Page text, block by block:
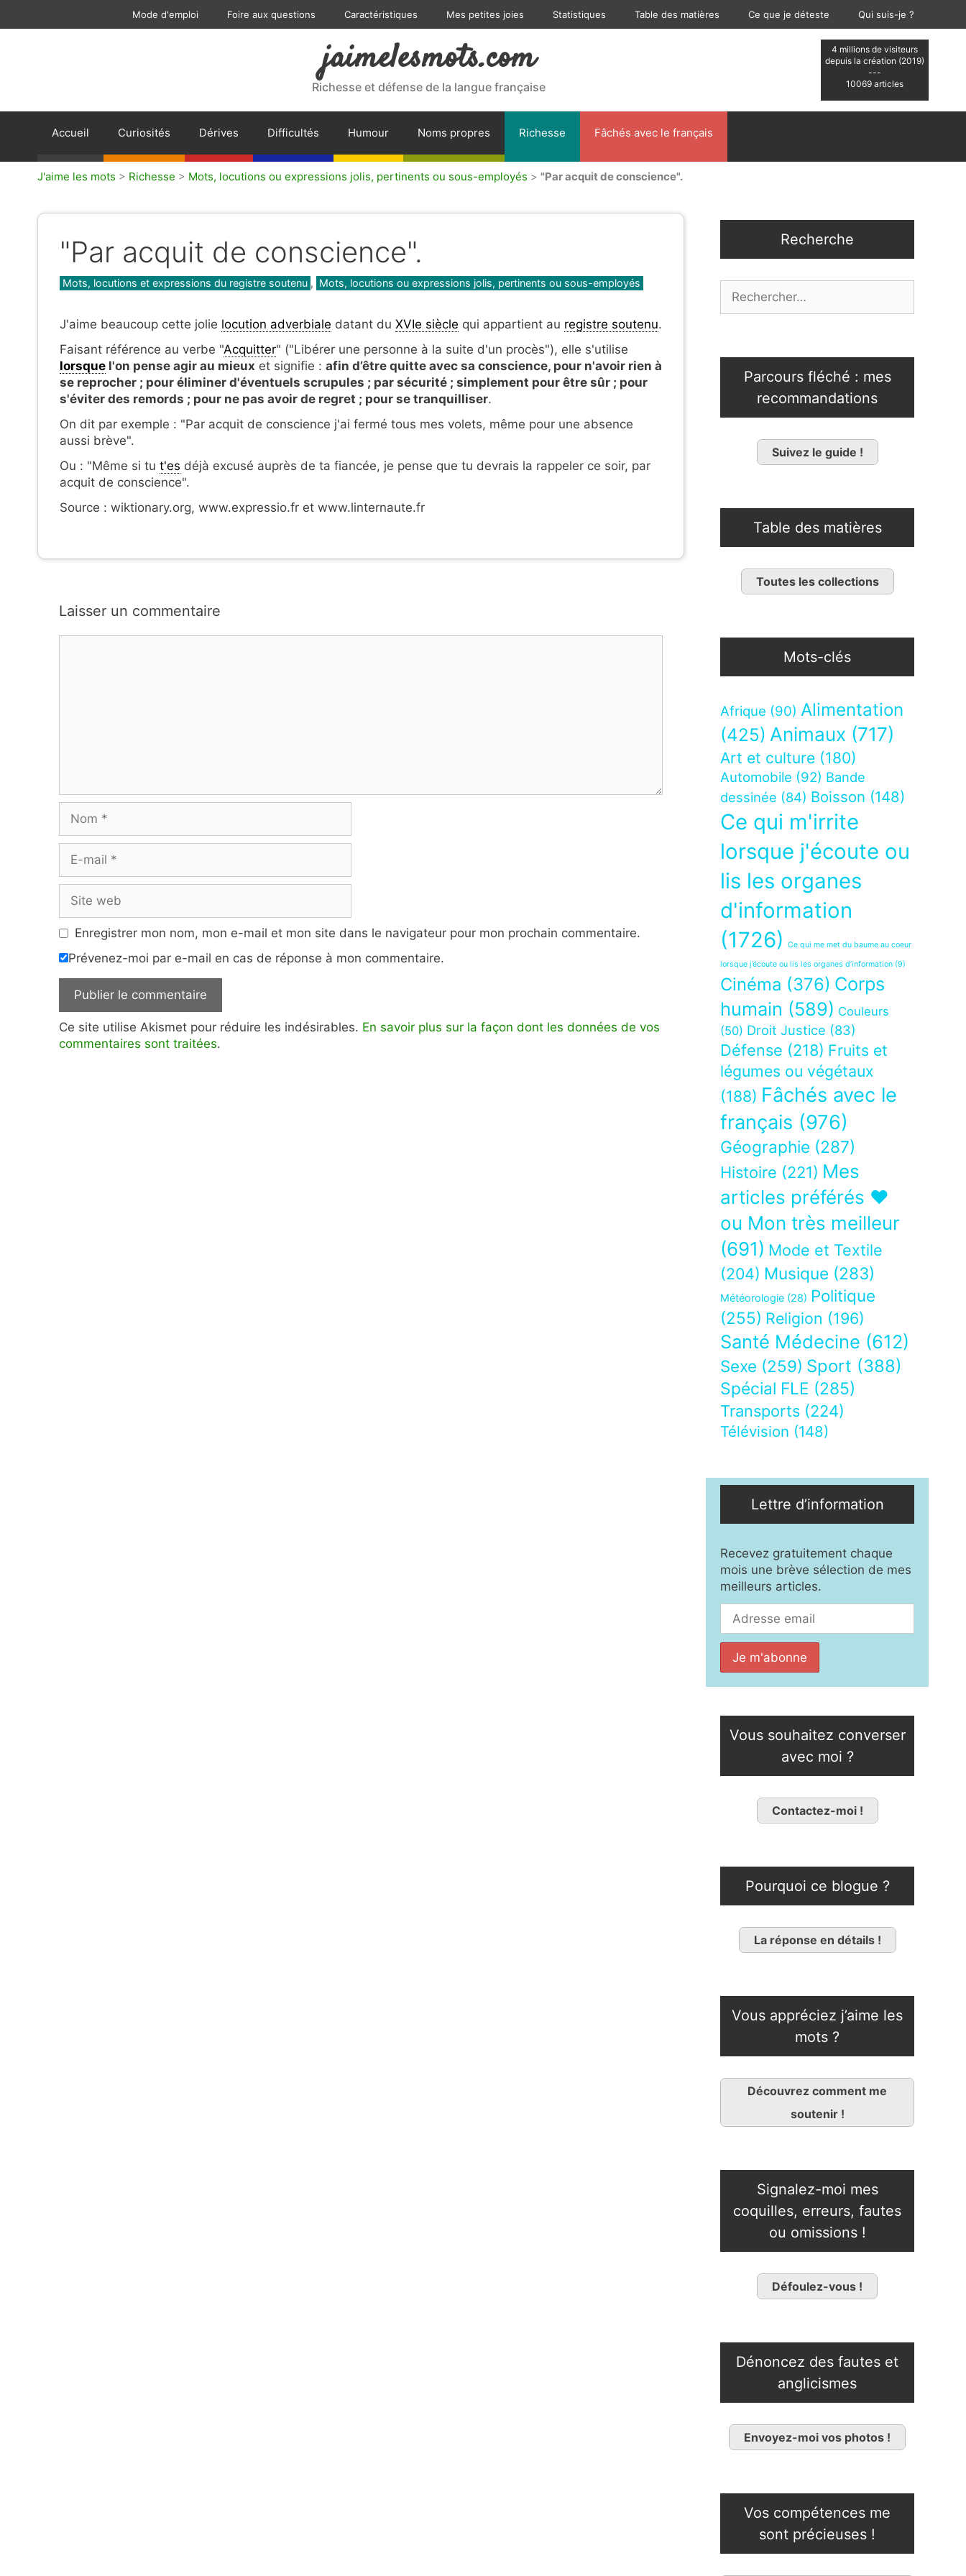
Mode d'emploi Foire aux questions Caractéristiques Mes petites joies Statistiques Table des matières Ce que je déteste Qui suis-je ?
4 millions de visiteurs
depuis la création (2019)
---
10069 articles
jaimelesmots.com
Richesse et défense de la langue française
Accueil Curiosités Dérives Difficultés Humour Noms propres Richesse Fâchés avec le français
J'aime les mots > Richesse > Mots, locutions ou expressions jolis, pertinents ou sous-employés > "Par acquit de conscience".
"Par acquit de conscience".
Catégories
Mots, locutions et expressions du registre soutenu , Mots, locutions ou expressions jolis, pertinents ou sous-employés
J'aime beaucoup cette jolie locution adverbiale datant du XVIe siècle qui appartient au registre soutenu.
Faisant référence au verbe "Acquitter" ("Libérer une personne à la suite d'un procès"), elle s'utilise
lorsque l'on pense agir au mieux et signifie : afin d’être quitte avec sa conscience, pour n'avoir rien à
se reprocher ; pour éliminer d'éventuels scrupules ; par sécurité ; simplement pour être sûr ; pour
s'éviter des remords ; pour ne pas avoir de regret ; pour se tranquilliser.
On dit par exemple : "Par acquit de conscience j'ai fermé tous mes volets, même pour une absence
aussi brève".
Ou : "Même si tu t'es déjà excusé auprès de ta fiancée, je pense que tu devrais la rappeler ce soir, par
acquit de conscience".
Source : wiktionary.org, www.expressio.fr et www.linternaute.fr
Laisser un commentaire
mail
web
Enregistrer mon nom, mon e-mail et mon site dans le navigateur pour mon prochain commentaire.
Prévenez-moi par e-mail en cas de réponse à mon commentaire.
Ce site utilise Akismet pour réduire les indésirables. En savoir plus sur la façon dont les données de vos
commentaires sont traitées.
Recherche
Parcours fléché : mes
recommandations
Suivez le guide !
Table des matières
Toutes les collections
Mots-clés
Afrique (90) Alimentation
(425) Animaux (717)
Art et culture (180)
Automobile (92) Bande
dessinée (84) Boisson (148)
Ce qui m'irrite
lorsque j'écoute ou
lis les organes
d'information
(1726)
Ce qui me met du baume au coeur
lorsque j’écoute ou lis les organes d’information (9)
Cinéma (376) Corps
humain (589) Couleurs
(50) Droit Justice (83)
Défense (218) Fruits et
légumes ou végétaux
(188) Fâchés avec le
français (976)
Géographie (287)
Histoire (221) Mes
articles préférés ❤
ou Mon très meilleur
(691) Mode et Textile
(204) Musique (283)
Météorologie (28) Politique
(255) Religion (196)
Santé Médecine (612)
Sexe (259) Sport (388)
Spécial FLE (285)
Transports (224)
Télévision (148)
Lettre d’information
Recevez gratuitement chaque
mois une brève sélection de mes
meilleurs articles.
Vous souhaitez converser
avec moi ?
Contactez-moi !
Pourquoi ce blogue ?
La réponse en détails !
Vous appréciez j’aime les
mots ?
Découvrez comment me
soutenir !
Signalez-moi mes
coquilles, erreurs, fautes
ou omissions !
Défoulez-vous !
Dénoncez des fautes et
anglicismes
Envoyez-moi vos photos !
Vos compétences me
sont précieuses !